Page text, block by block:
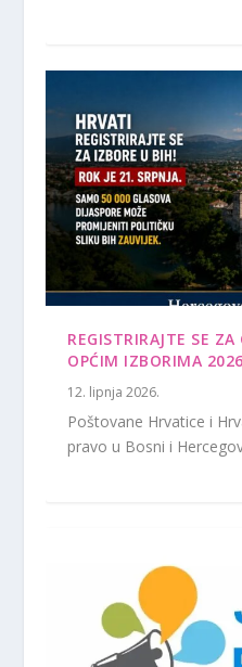
REGISTRIRAJTE SE
OPĆIM IZBORIMA
12. lipnja 2026.
Poštovane Hrvatice i
pravo u Bosni i